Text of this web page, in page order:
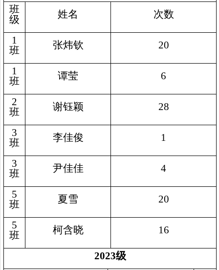
班
级
姓名 次数
1
班
张炜钦 20
1
班
谭莹 6
2
班
谢钰颖 28
3
班
李佳俊 1
3
班
尹佳佳 4
5
班
夏雪 20
5
班
柯含晓 16
2023级